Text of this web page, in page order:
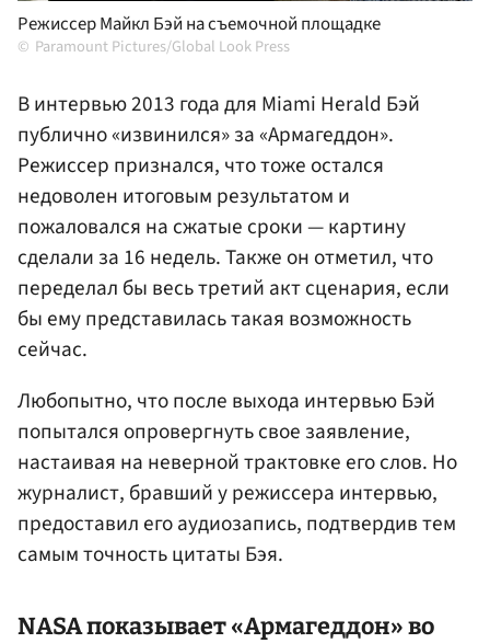
Режиссер Майкл Бэй на съемочной площадке
Paramount Pictures/Global Look Press
В интервью 2013 года для Miami Herald Бэй
публично «извинился» за «Армагеддон».
Режиссер признался, что тоже остался
недоволен итоговым результатом и
пожаловался на сжатые сроки — картину
сделали за 16 недель. Также он отметил, что
переделал бы весь третий акт сценария, если
бы ему представилась такая возможность
сейчас.
Любопытно, что после выхода интервью Бэй
попытался опровергнуть свое заявление,
настаивая на неверной трактовке его слов. Но
журналист, бравший у режиссера интервью,
предоставил его аудиозапись, подтвердив тем
самым точность цитаты Бэя.
NASA показывает «Армагеддон» во